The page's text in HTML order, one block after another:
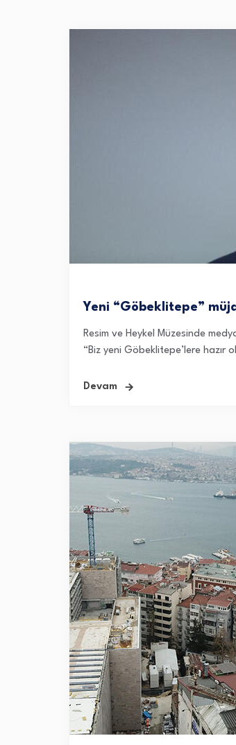
Yeni “Göbeklitepe”
Resim ve Heykel Müzesinde
“Biz yeni Göbeklitepe’lere hazır
Devam